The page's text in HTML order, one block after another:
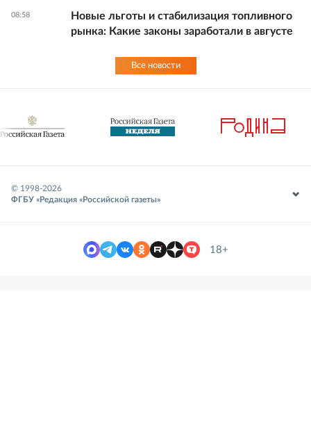
08:58
Новые льготы и стабилизация топливного
рынка: Какие законы заработали в августе
Все новости
© 1998-2026
ФГБУ «Редакция «Российской газеты»
18+